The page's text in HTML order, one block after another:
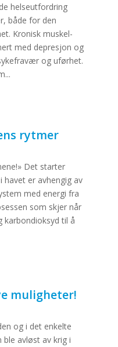
helseutfordring
både for den
Kronisk muskel-
med depresjon og
og uførhet.
rytmer
Det starter
havet er avhengig av
med energi fra
som skjer når
karbondioksyd til å
muligheter!
og i det enkelte
ble avløst av krig i